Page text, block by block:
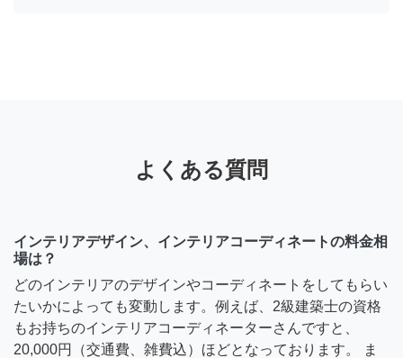
よくある質問
インテリアデザイン、インテリアコーディネートの料金相
場は？
どのインテリアのデザインやコーディネートをしてもらい
たいかによっても変動します。例えば、2級建築士の資格
もお持ちのインテリアコーディネーターさんですと、
20,000円（交通費、雑費込）ほどとなっております。 ま